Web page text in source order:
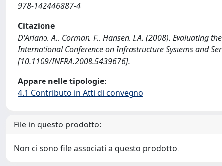
978-142446887-4
Citazione
D'Ariano, A., Corman, F., Hansen, I.A. (2008). Evaluating
International Conference on Infrastructure Systems and
[10.1109/INFRA.2008.5439676].
Appare nelle tipologie:
4.1 Contributo in Atti di convegno
File in questo prodotto:
Non ci sono file associati a questo prodotto.